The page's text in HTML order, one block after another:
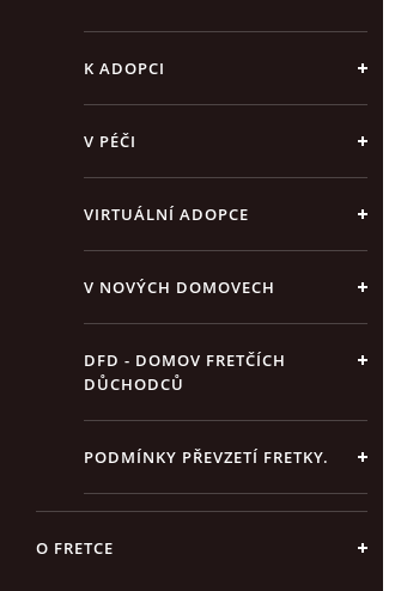
K ADOPCI
V PÉČI
VIRTUÁLNÍ ADOPCE
V NOVÝCH DOMOVECH
DFD - DOMOV FRETČÍCH
DŮCHODCŮ
PODMÍNKY PŘEVZETÍ FRETKY.
O FRETCE